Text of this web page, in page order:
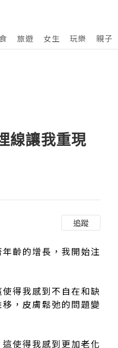
旅遊 女生 玩樂 親子
線讓我重現
追蹤
齡的增長，我開始注
得我感到不自在和缺
，皮膚鬆弛的問題變
使得我感到更加老化